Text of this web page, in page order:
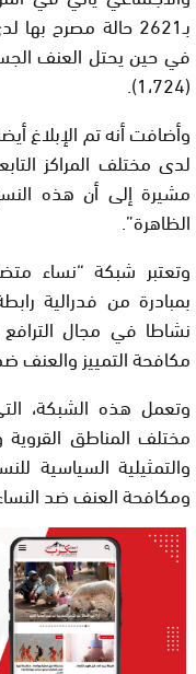
(1،724).
مشيرة إلى أن هذه
الظاهرة”.
بمبادرة من فدرالية
نشاطا في مجال
مكافحة التمييز والعنف
وتعمل هذه الشبكة،
مختلف المناطق القروية
والتمثيلية السياسية
ومكافحة العنف ضد